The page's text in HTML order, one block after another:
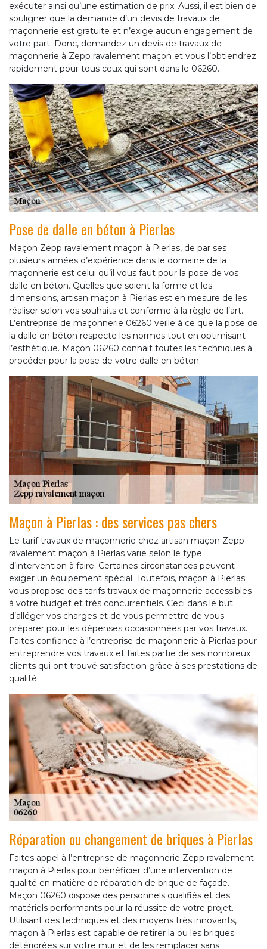
exécuter ainsi qu’une estimation de prix. Aussi, il est bien de
souligner que la demande d’un devis de travaux de
maçonnerie est gratuite et n’exige aucun engagement de
votre part. Donc, demandez un devis de travaux de
maçonnerie à Zepp ravalement maçon et vous l’obtiendrez
rapidement pour tous ceux qui sont dans le 06260.
Pose de dalle en béton à Pierlas
Maçon Zepp ravalement maçon à Pierlas, de par ses
plusieurs années d’expérience dans le domaine de la
maçonnerie est celui qu’il vous faut pour la pose de vos
dalle en béton. Quelles que soient la forme et les
dimensions, artisan maçon à Pierlas est en mesure de les
réaliser selon vos souhaits et conforme à la règle de l’art.
L’entreprise de maçonnerie 06260 veille à ce que la pose de
la dalle en béton respecte les normes tout en optimisant
l’esthétique. Maçon 06260 connait toutes les techniques à
procéder pour la pose de votre dalle en béton.
Maçon à Pierlas : des services pas chers
Le tarif travaux de maçonnerie chez artisan maçon Zepp
ravalement maçon à Pierlas varie selon le type
d’intervention à faire. Certaines circonstances peuvent
exiger un équipement spécial. Toutefois, maçon à Pierlas
vous propose des tarifs travaux de maçonnerie accessibles
à votre budget et très concurrentiels. Ceci dans le but
d’alléger vos charges et de vous permettre de vous
préparer pour les dépenses occasionnées par vos travaux.
Faites confiance à l’entreprise de maçonnerie à Pierlas pour
entreprendre vos travaux et faites partie de ses nombreux
clients qui ont trouvé satisfaction grâce à ses prestations de
qualité.
Réparation ou changement de briques à Pierlas
Faites appel à l’entreprise de maçonnerie Zepp ravalement
maçon à Pierlas pour bénéficier d’une intervention de
qualité en matière de réparation de brique de façade.
Maçon 06260 dispose des personnels qualifiés et des
matériels performants pour la réussite de votre projet.
Utilisant des techniques et des moyens très innovants,
maçon à Pierlas est capable de retirer la ou les briques
détériorées sur votre mur et de les remplacer sans